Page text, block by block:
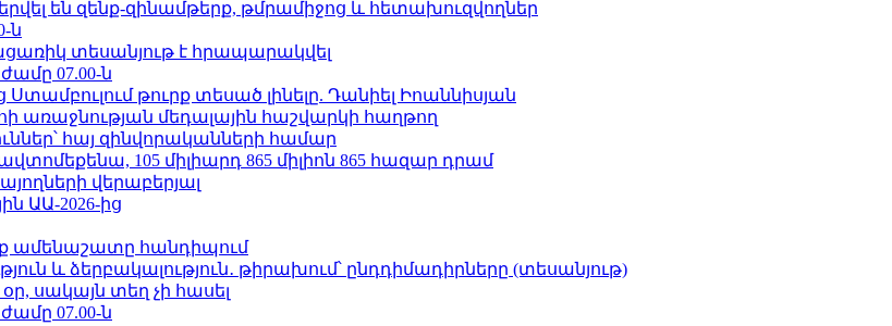
են զենք-զինամթերք, թմրամիջոց և հետախուզվողներ
ն
տեսանյութ է հրապարակվել
ժամը 07.00-ն
թուրք տեսած լինելը. Դանիել Իոաննիսյան
մեդալային հաշվարկի հաղթող
հայ զինվորականների համար
105 միլիարդ 865 միլիոն 865 հազար դրամ
վերաբերյալ
ԱԱ-2026-ից
ամենաշատը հանդիպում
և ձերբակալություն․ թիրախում՝ ընդդիմադիրները (տեսանյութ)
սակայն տեղ չի հասել
ժամը 07.00-ն